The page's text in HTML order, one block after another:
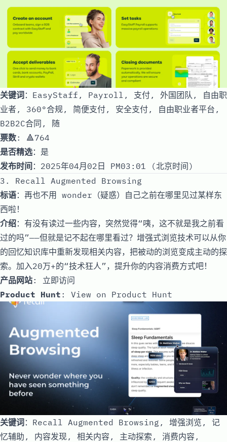
关键词：EasyStaff, Payroll, 支付, 外国团队, 自由职
业者, 360°合规, 简便支付, 安全支付, 自由职业者平台,
B2B2C合同, 随
票数: 🔺764
是否精选：是
发布时间 ：2025年04月02日 PM03:01 (北京时间)
3. Recall Augmented Browsing
标语：再也不用 wonder（疑惑）自己之前在哪里见过某样东
西啦！
介绍：有没有读过一些内容，突然觉得“咦，这不就是我之前看
过的吗”——但就是记不起在哪里看过？增强式浏览技术可以从你
的回忆知识库中重新发现相关内容，把被动的浏览变成主动的探
索。加入20万+的“技术狂人”，提升你的内容消费方式吧！
产品网站: 立即访问
Product Hunt : View on Product Hunt
关键词：Recall Augmented Browsing, 增强浏览, 记
忆辅助, 内容发现, 相关内容, 主动探索, 消费内容,